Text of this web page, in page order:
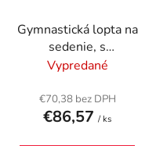
Gymnastická lopta na
sedenie, s
protišmykovým závažím,
Active", tmavosivá
Vypredané
€70,38 bez DPH
€86,57 / ks